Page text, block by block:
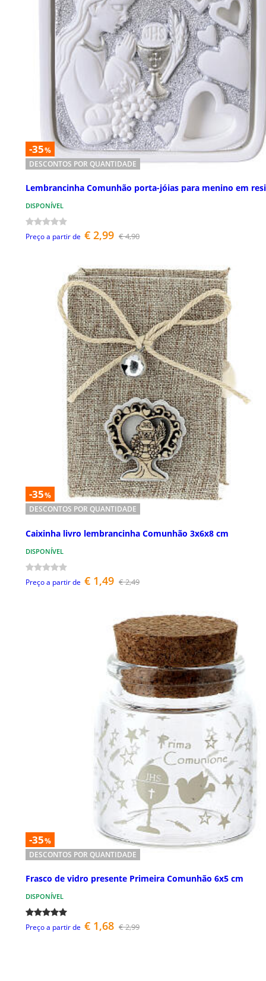
-35%
DESCONTOS POR QUANTIDADE
Lembrancinha Comunhão porta-jóias para menino em
DISPONÍVEL
Preço a partir de € 2,99 € 4,90
-35%
DESCONTOS POR QUANTIDADE
Caixinha livro lembrancinha Comunhão 3x6x8 cm
DISPONÍVEL
Preço a partir de € 1,49 € 2,49
-35%
DESCONTOS POR QUANTIDADE
Frasco de vidro presente Primeira Comunhão 6x5 cm
DISPONÍVEL
Preço a partir de € 1,68 € 2,99